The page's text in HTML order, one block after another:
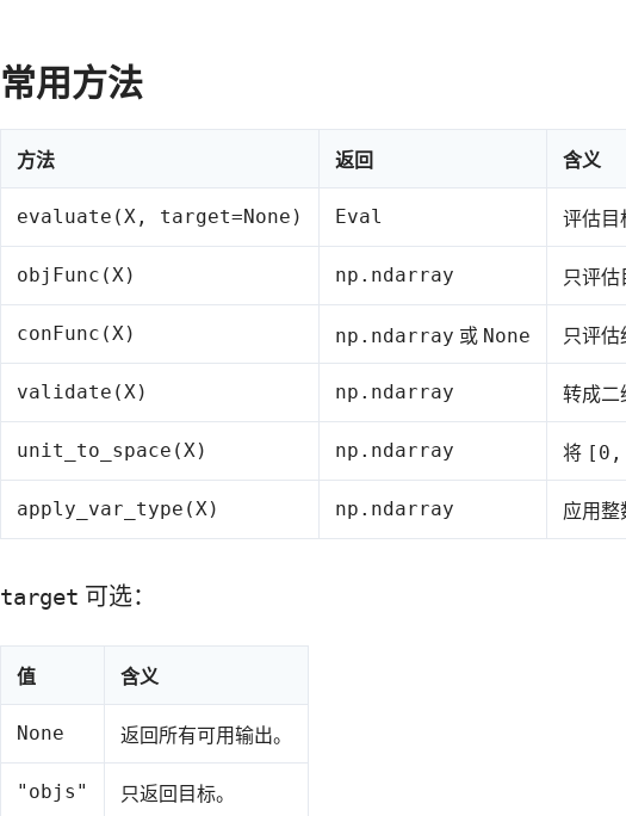
常用方法
方法 返回 含义
evaluate(X, target=None) Eval 评估目
objFunc(X) np.ndarray 只评估
conFunc(X) np.ndarray 或 None 只评估
validate(X) np.ndarray 转成二
unit_to_space(X) np.ndarray 将 [0,
apply_var_type(X) np.ndarray 应用整
target 可选：
值 含义
None 返回所有可用输出。
"objs" 只返回目标。